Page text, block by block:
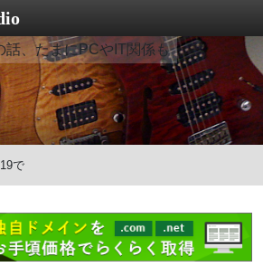
話、たまにPCやIT関係も
で